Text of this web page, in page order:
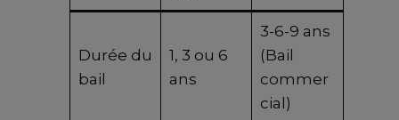
Durée du
bail
1, 3 ou 6
ans
3-6-9 ans
(Bail
commer
cial)